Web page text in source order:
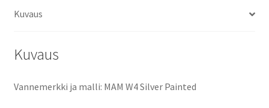
o
Kuvaus
Kuvaus
Vannemerkki ja malli: MAM W4 Silver Painted